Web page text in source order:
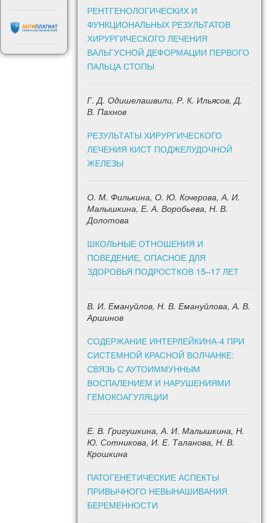
РЕНТГЕНОЛОГИЧЕСКИХ И
ФУНКЦИОНАЛЬНЫХ РЕЗУЛЬТАТОВ
ХИРУРГИЧЕСКОГО ЛЕЧЕНИЯ
ВАЛЬГУСНОЙ ДЕФОРМАЦИИ ПЕРВОГО
ПАЛЬЦА СТОПЫ
Г. Д. Одишелашвили, Р. К. Ильясов, Д.
В. Пахнов
РЕЗУЛЬТАТЫ ХИРУРГИЧЕСКОГО
ЛЕЧЕНИЯ КИСТ ПОДЖЕЛУДОЧНОЙ
ЖЕЛЕЗЫ
О. М. Филькина, О. Ю. Кочерова, А. И.
Малышкина, Е. А. Воробьева, Н. В.
Долотова
ШКОЛЬНЫЕ ОТНОШЕНИЯ И
ПОВЕДЕНИЕ, ОПАСНОЕ ДЛЯ
ЗДОРОВЬЯ ПОДРОСТКОВ 15–17 ЛЕТ
В. И. Емануйлов, Н. В. Емануйлова, А. В.
Аршинов
СОДЕРЖАНИЕ ИНТЕРЛЕЙКИНА-4 ПРИ
СИСТЕМНОЙ КРАСНОЙ ВОЛЧАНКЕ:
СВЯЗЬ С АУТОИММУННЫМ
ВОСПАЛЕНИЕМ И НАРУШЕНИЯМИ
ГЕМОКОАГУЛЯЦИИ
Е. В. Григушкина, А. И. Малышкина, Н.
Ю. Сотникова, И. Е. Таланова, Н. В.
Крошкина
ПАТОГЕНЕТИЧЕСКИЕ АСПЕКТЫ
ПРИВЫЧНОГО НЕВЫНАШИВАНИЯ
БЕРЕМЕННОСТИ